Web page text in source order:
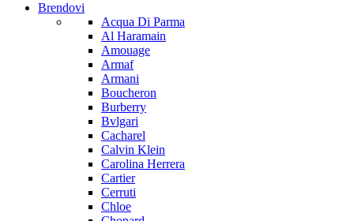
Brendovi
Acqua Di Parma
Al Haramain
Amouage
Armaf
Armani
Boucheron
Burberry
Bvlgari
Cacharel
Calvin Klein
Carolina Herrera
Cartier
Cerruti
Chloe